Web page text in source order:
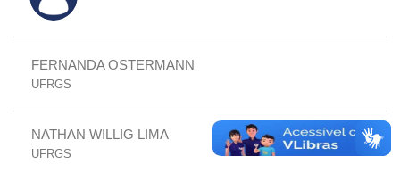
FERNANDA OSTERMANN
UFRGS
NATHAN WILLIG LIMA
UFRGS